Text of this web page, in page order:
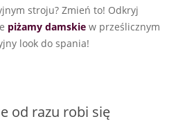
stroju? Zmień to! Odkryj
piżamy damskie w prześlicznym
look do spania!
od razu robi się